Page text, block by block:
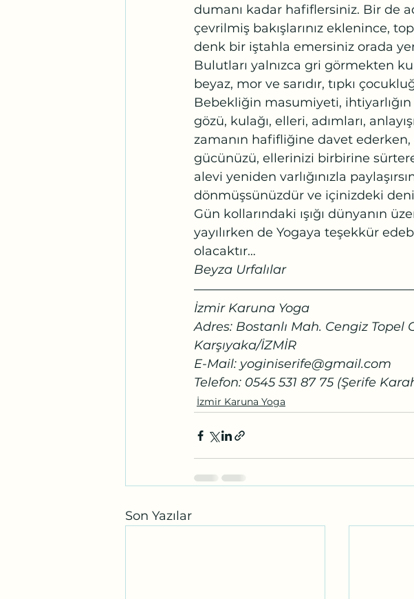
dumanı kadar hafiflersiniz. Bir de
çevrilmiş bakışlarınız eklenince,
denk bir iştahla emersiniz orada
Bulutları yalnızca gri görmekten
beyaz, mor ve sarıdır, tıpkı
Bebekliğin masumiyeti,
gözü, kulağı, elleri, adımları,
zamanın hafifliğine davet ederken,
gücünüzü, ellerinizi birbirine
alevi yeniden varlığınızla
dönmüşsünüzdür ve içinizdeki
Gün kollarındaki ışığı dünyanın
yayılırken de Yogaya teşekkür
olacaktır…
Beyza Urfalılar
İzmir Karuna Yoga
Adres: Bostanlı Mah. Cengiz Topel
Karşıyaka/İZMİR
E-Mail: yoginiserife@gmail.com
Telefon: 0545 531 87 75 (Şerife
İzmir Karuna Yoga
Son Yazılar